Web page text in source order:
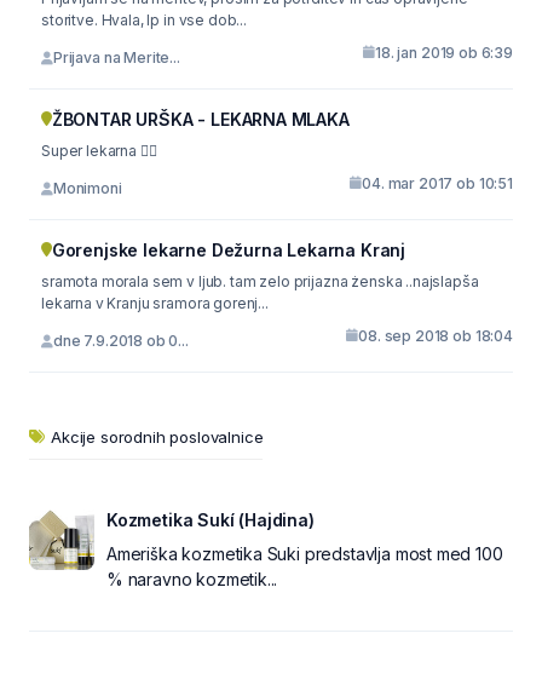
storitve. Hvala, lp in vse dob...
Prijava na Merite... 18. jan 2019 ob 6:39
ŽBONTAR URŠKA - LEKARNA MLAKA
Super lekarna 👍🏼
Monimoni 04. mar 2017 ob 10:51
Gorenjske lekarne Dežurna Lekarna Kranj
sramota morala sem v ljub. tam zelo prijazna żenska ..najslapša
lekarna v Kranju sramora gorenj...
dne 7.9.2018 ob 0... 08. sep 2018 ob 18:04
Akcije sorodnih poslovalnice
Kozmetika Sukí (Hajdina)
Ameriška kozmetika Suki predstavlja most med 100
% naravno kozmetik...